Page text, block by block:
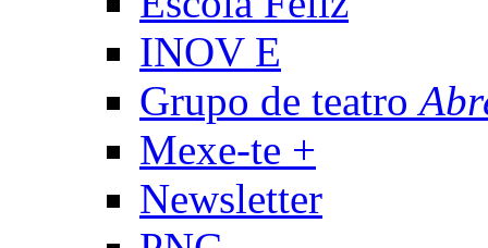
INOV E
Grupo de teatro
Mexe-te +
Newsletter